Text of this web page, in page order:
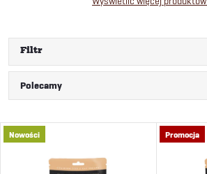
Filtr
S
o
Polecamy
Najdroższe
Najczęściej sprzedawane
L
Nowości Promocja